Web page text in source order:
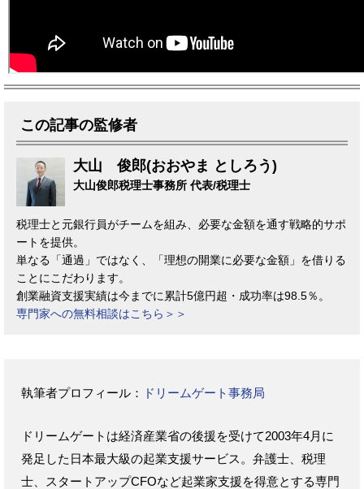
この記事の監修者
大山 俊郎(おおやま としろう)
大山俊郎税理士事務所 代表/税理士
税理士と元銀行員がチームを組み、必要な金額を通す戦略的サポ
ートを提供。
単なる「通過」ではなく、「理想の開業に必要な金額」を借りる
ことにこだわります。
創業融資支援実績は今までに累計5億円超・成功率は98.5％。
専門家への無料相談はこちら＞＞
執筆者プロフィール： ドリームゲート事務局
ドリームゲートは経済産業省の後援を受けて2003年4月に
発足した日本最大級の起業支援サービス。弁護士、税理
士、スタートアップCFOなど起業家支援を得意とする専門